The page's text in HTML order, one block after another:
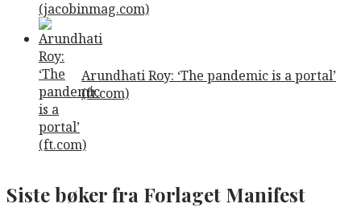
Arundhati Roy: ‘The pandemic is a portal’
(ft.com)
Siste bøker fra Forlaget Manifest